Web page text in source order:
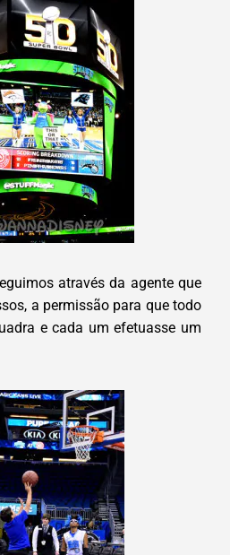
através da agente que
a permissão para que todo
e cada um efetuasse um